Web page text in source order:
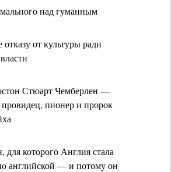
над гуманным
от культуры ради
Стюарт Чемберлен —
пионер и пророк
для которого Англия стала
английской — и потому он